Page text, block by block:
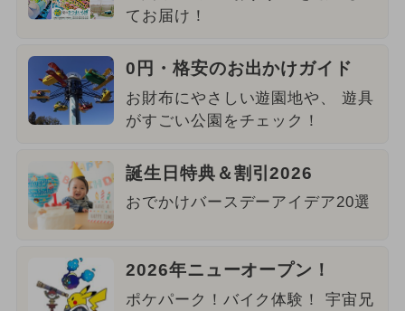
てお届け！
0円・格安のお出かけガイド
お財布にやさしい遊園地や、 遊具
がすごい公園をチェック！
誕生日特典＆割引2026
おでかけバースデーアイデア20選
2026年ニューオープン！
ポケパーク！バイク体験！ 宇宙兄